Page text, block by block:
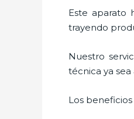
Este aparato
trayendo
Nuestro
técnica ya
Los